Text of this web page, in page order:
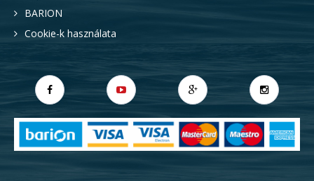
BARION
Cookie-k használata